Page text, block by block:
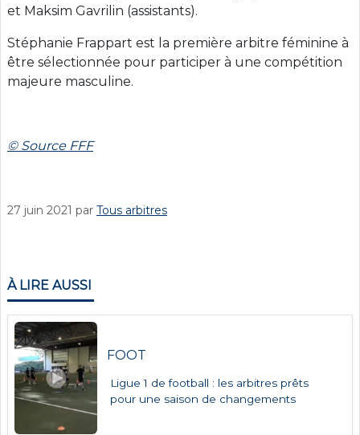
et Maksim Gavrilin (assistants).
Stéphanie Frappart est la première arbitre féminine à
être sélectionnée pour participer à une compétition
majeure masculine.
© Source FFF
27 juin 2021 par Tous arbitres
À LIRE AUSSI
FOOT
Ligue 1 de football : les arbitres prêts
pour une saison de changements